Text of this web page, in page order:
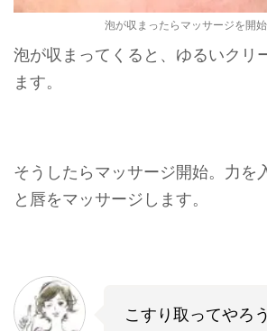
泡が収まったらマッサージを開
泡が収まってくると、ゆるいクリ
ます。
そうしたらマッサージ開始。力を
と唇をマッサージします。
こすり取ってやろ